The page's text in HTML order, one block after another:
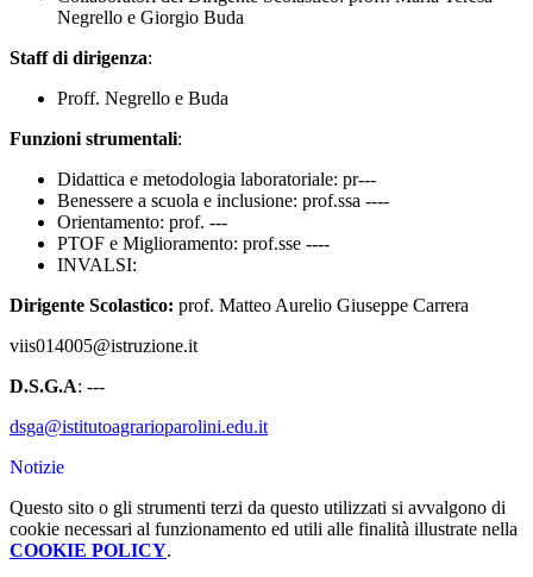
Negrello e Giorgio Buda
Staff di dirigenza:
Proff. Negrello e Buda
Funzioni strumentali:
Didattica e metodologia laboratoriale: pr---
Benessere a scuola e inclusione: prof.ssa ----
Orientamento: prof. ---
PTOF e Miglioramento: prof.sse ----
INVALSI:
Dirigente Scolastico: prof. Matteo Aurelio Giuseppe Carrera
viis014005@istruzione.it
D.S.G.A: ---
dsga@istitutoagrarioparolini.edu.it
Notizie
Questo sito o gli strumenti terzi da questo utilizzati si avvalgono di
cookie necessari al funzionamento ed utili alle finalità illustrate nella
COOKIE POLICY.